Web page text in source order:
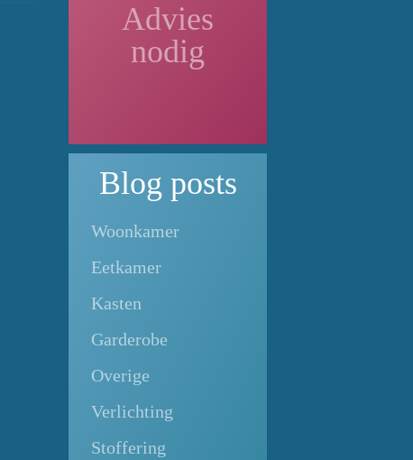
Advies
nodig
Blog posts
Woonkamer
Eetkamer
Kasten
Garderobe
Overige
Verlichting
Stoffering